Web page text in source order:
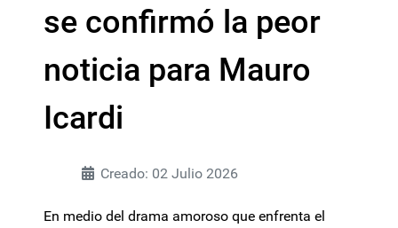
se confirmó la peor
noticia para Mauro
Icardi
Creado: 02 Julio 2026
En medio del drama amoroso que enfrenta el